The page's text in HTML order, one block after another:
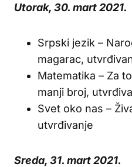
Utorak, 30. mart 2021.
Srpski jezik –
magarac,
Matematika – Za
manji broj,
Svet oko nas –
utvrđivanje
Sreda, 31. mart 2021.